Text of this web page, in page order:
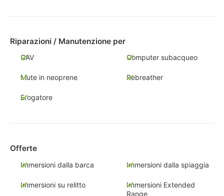
Riparazioni / Manutenzione per
GAV Computer subacqueo
Mute in neoprene Rebreather
Erogatore
Offerte
Immersioni dalla barca Immersioni dalla spiaggia
Immersioni su relitto
Immersioni Extended
Range